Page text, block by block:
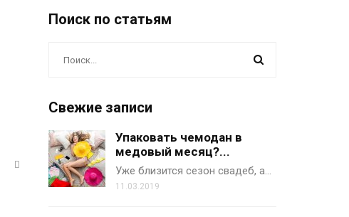
Поиск по статьям
Свежие записи
Упаковать чемодан в
медовый месяц?...
Уже близится сезон свадеб, а…
11.03.2019